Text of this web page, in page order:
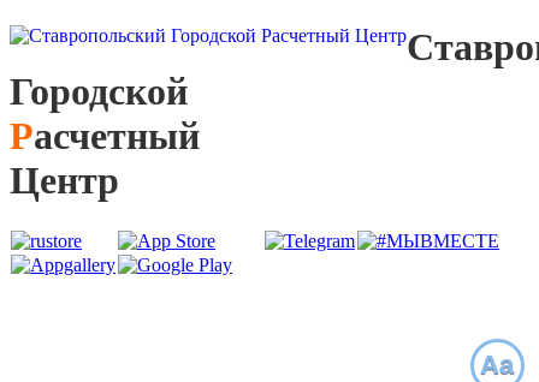
С
Городской
Расчетный
Центр
Aa